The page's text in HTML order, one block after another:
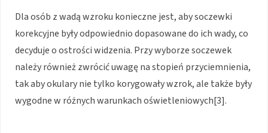
Dla osób z wadą wzroku konieczne jest, aby soczewki
korekcyjne były odpowiednio dopasowane do ich wady, co
decyduje o ostrości widzenia. Przy wyborze soczewek
należy również zwrócić uwagę na stopień przyciemnienia,
tak aby okulary nie tylko korygowały wzrok, ale także były
wygodne w różnych warunkach oświetleniowych[3].